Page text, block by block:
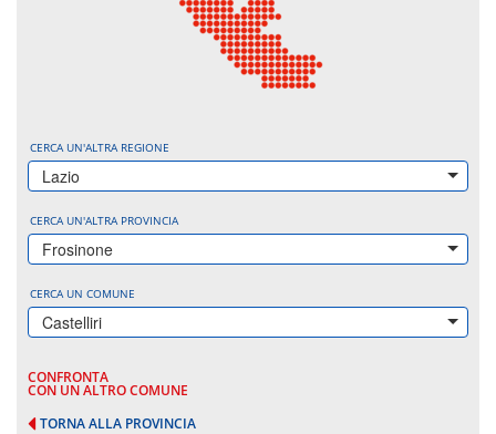
CERCA UN'ALTRA REGIONE
Lazio
CERCA UN'ALTRA PROVINCIA
Frosinone
CERCA UN COMUNE
Castelliri
CONFRONTA
CON UN ALTRO COMUNE
TORNA ALLA PROVINCIA